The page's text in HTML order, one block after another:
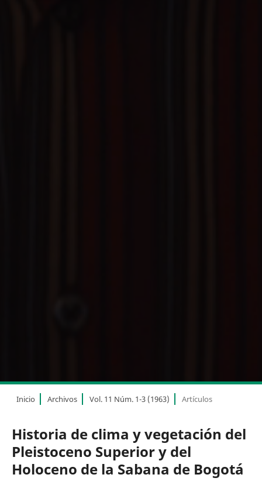
Inicio Archivos Vol. 11 Núm. 1-3 (1963) Artículos
Historia de clima y vegetación del
Pleistoceno Superior y del
Holoceno de la Sabana de Bogotá